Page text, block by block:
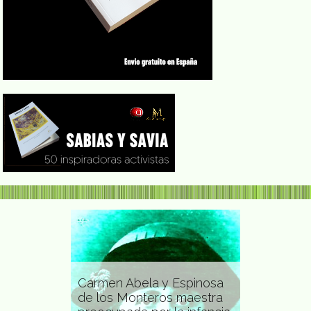
Carmen Abela y Espinosa
de los Monteros maestra